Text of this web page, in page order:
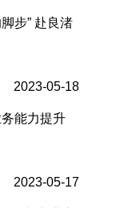
步” 赴良渚
2023-05-18
能力提升
2023-05-17